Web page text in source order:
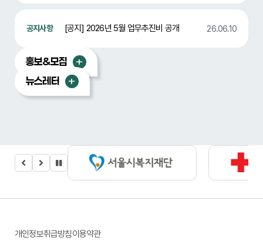
[공지] 2026년 5월 업무추진비 공개 26.06.10
홍보&모집
뉴스레터
개인정보취급방침이용약관